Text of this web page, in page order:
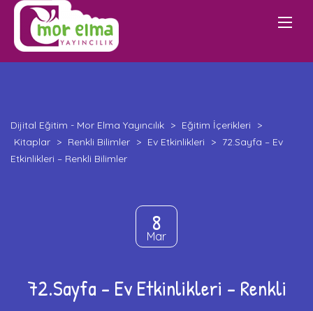
Dijital Eğitim - Mor Elma Yayıncılık > Eğitim İçerikleri
>
Kitaplar > Renkli Bilimler > Ev Etkinlikleri > 72.Sayfa – Ev
Etkinlikleri – Renkli Bilimler
8
Mar
72.Sayfa – Ev Etkinlikleri – Renkli